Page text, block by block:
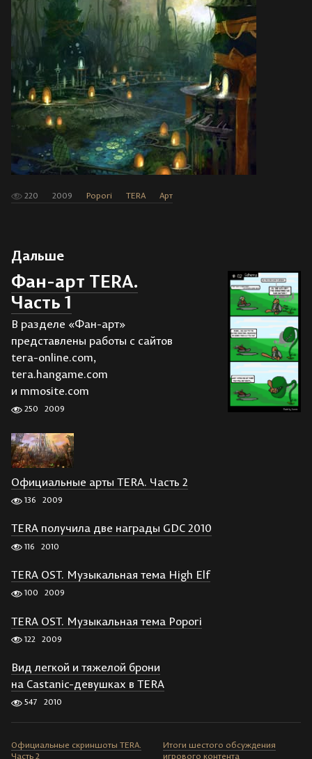
220 2009 Popori TERA Арт
Дальше
Фан-арт TERA.
Часть 1
В разделе «Фан-арт»
представлены работы с сайтов
tera-online.com,
tera.hangame.com
и mmosite.com
250 2009
Официальные арты TERA. Часть 2
136 2009
TERA получила две награды GDC 2010
116 2010
TERA OST. Музыкальная тема High Elf
100 2009
TERA OST. Музыкальная тема Popori
122 2009
Вид легкой и тяжелой брони
на Castanic-девушках в TERA
547 2010
Официальные скриншоты TERA.
Часть 2
Итоги шестого обсуждения
игрового контента